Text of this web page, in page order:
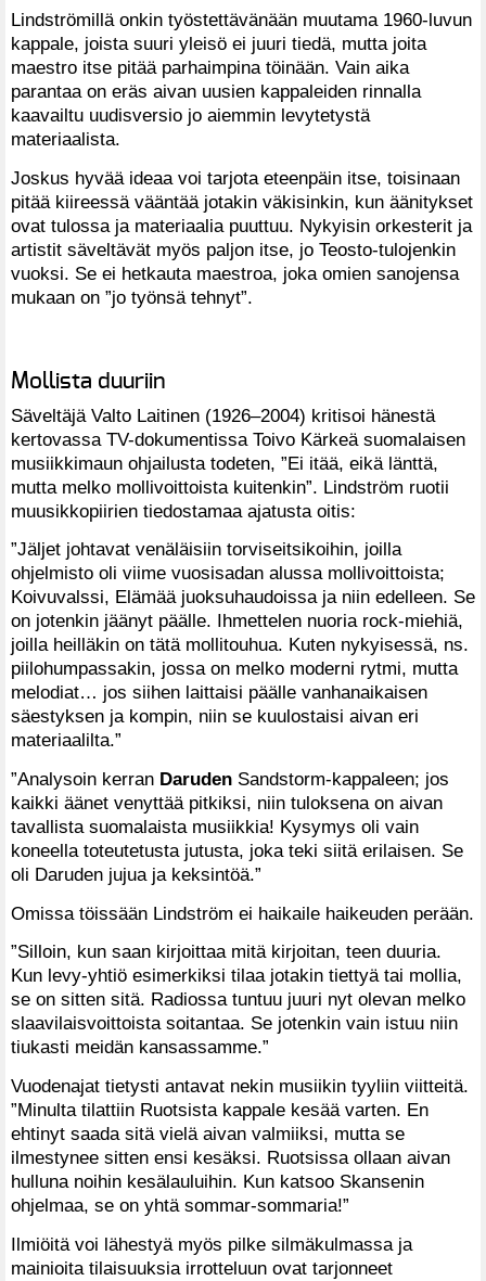
Lindströmillä onkin työstettävänään muutama 1960-luvun
kappale, joista suuri yleisö ei juuri tiedä, mutta joita
maestro itse pitää parhaimpina töinään. Vain aika
parantaa on eräs aivan uusien kappaleiden rinnalla
kaavailtu uudisversio jo aiemmin levytetystä
materiaalista.
Joskus hyvää ideaa voi tarjota eteenpäin itse, toisinaan
pitää kiireessä vääntää jotakin väkisinkin, kun äänitykset
ovat tulossa ja materiaalia puuttuu. Nykyisin orkesterit ja
artistit säveltävät myös paljon itse, jo Teosto-tulojenkin
vuoksi. Se ei hetkauta maestroa, joka omien sanojensa
mukaan on ”jo työnsä tehnyt”.
Mollista duuriin
Säveltäjä Valto Laitinen (1926–2004) kritisoi hänestä
kertovassa TV-dokumentissa Toivo Kärkeä suomalaisen
musiikkimaun ohjailusta todeten, ”Ei itää, eikä länttä,
mutta melko mollivoittoista kuitenkin”. Lindström ruotii
muusikkopiirien tiedostamaa ajatusta oitis:
”Jäljet johtavat venäläisiin torviseitsikoihin, joilla
ohjelmisto oli viime vuosisadan alussa mollivoittoista;
Koivuvalssi, Elämää juoksuhaudoissa ja niin edelleen. Se
on jotenkin jäänyt päälle. Ihmettelen nuoria rock-miehiä,
joilla heilläkin on tätä mollitouhua. Kuten nykyisessä, ns.
piilohumpassakin, jossa on melko moderni rytmi, mutta
melodiat… jos siihen laittaisi päälle vanhanaikaisen
säestyksen ja kompin, niin se kuulostaisi aivan eri
materiaalilta.”
”Analysoin kerran Daruden Sandstorm-kappaleen; jos
kaikki äänet venyttää pitkiksi, niin tuloksena on aivan
tavallista suomalaista musiikkia! Kysymys oli vain
koneella toteutetusta jutusta, joka teki siitä erilaisen. Se
oli Daruden jujua ja keksintöä.”
Omissa töissään Lindström ei haikaile haikeuden perään.
”Silloin, kun saan kirjoittaa mitä kirjoitan, teen duuria.
Kun levy-yhtiö esimerkiksi tilaa jotakin tiettyä tai mollia,
se on sitten sitä. Radiossa tuntuu juuri nyt olevan melko
slaavilaisvoittoista soitantaa. Se jotenkin vain istuu niin
tiukasti meidän kansassamme.”
Vuodenajat tietysti antavat nekin musiikin tyyliin viitteitä.
”Minulta tilattiin Ruotsista kappale kesää varten. En
ehtinyt saada sitä vielä aivan valmiiksi, mutta se
ilmestynee sitten ensi kesäksi. Ruotsissa ollaan aivan
hulluna noihin kesälauluihin. Kun katsoo Skansenin
ohjelmaa, se on yhtä sommar-sommaria!”
Ilmiöitä voi lähestyä myös pilke silmäkulmassa ja
mainioita tilaisuuksia irrotteluun ovat tarjonneet